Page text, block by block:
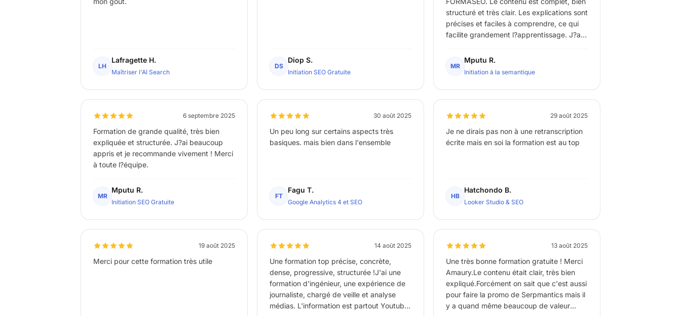
LH
Lafragette H.
Maîtriser l'AI Search
DS
Diop S.
Initiation SEO Gratuite
structuré et très clair. Les explications sont
précises et faciles à comprendre, ce qui
facilite grandement l?apprentissage. J?ai
des formateurs et la qualité des supports
proposés. Cette formation a parfaitement
progresser efficacement. Merci à toute l?
équipe pour votre accompagnement et
votre professionnalisme !
MR
Mputu R.
Initiation à la semantique
6 septembre 2025
Formation de grande qualité, très bien
expliquée et structurée. J?ai beaucoup
appris et je recommande vivement ! Merci
à toute l?équipe.
MR
Mputu R.
Initiation SEO Gratuite
30 août 2025
Un peu long sur certains aspects très
basiques. mais bien dans l'ensemble
FT
Fagu T.
Google Analytics 4 et SEO
29 août 2025
Je ne dirais pas non à une retranscription
écrite mais en soi la formation est au top
HB
Hatchondo B.
Looker Studio & SEO
19 août 2025
Merci pour cette formation très utile
14 août 2025
Une formation top précise, concrète,
dense, progressive, structurée !J'ai une
formation d'ingénieur, une expérience de
journaliste, chargé de veille et analyse
médias. L'information est partout Youtube,
13 août 2025
Une très bonne formation gratuite ! Merci
Amaury.Le contenu était clair, très bien
expliqué.Forcément on sait que c'est aussi
pour faire la promo de Serpmantics mais il
y a quand même beaucoup de valeur